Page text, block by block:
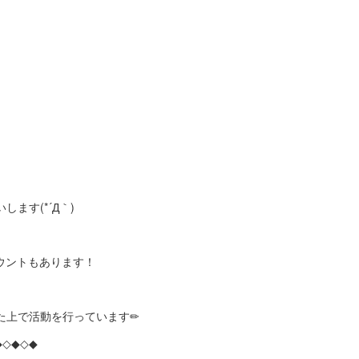
します(*´Д｀)
トもあります！
上で活動を行っています✏